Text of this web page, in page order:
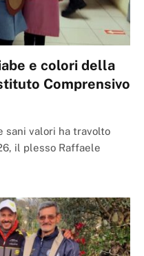
e colori della
Comprensivo
sani valori ha travolto
il plesso Raffaele